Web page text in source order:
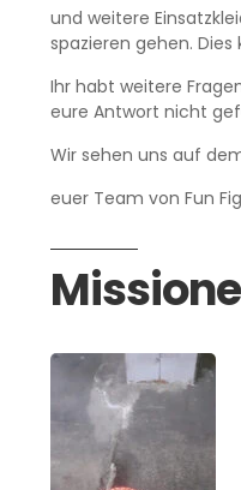
und weitere
spazieren gehen.
Ihr habt weitere
eure Antwort nicht
Wir sehen uns auf
euer Team von Fun